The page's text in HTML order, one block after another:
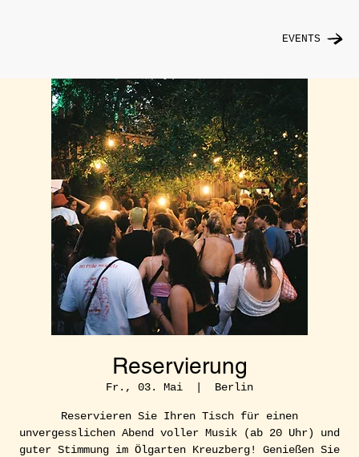
EVENTS
Reservierung
Fr., 03. Mai
  |
Berlin
Reservieren Sie Ihren Tisch für einen
unvergesslichen Abend voller Musik (ab 20 Uhr) und
guter Stimmung im Ölgarten Kreuzberg! Genießen Sie